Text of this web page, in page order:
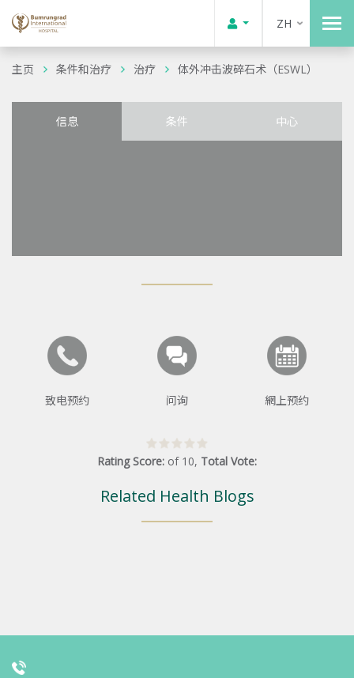
ZH
主页 条件和治疗 治疗 体外冲击波碎石术（ESWL）
信息 条件 中心
致电预约 问询 網上预约
Rating Score: of 10, Total Vote:
Related Health Blogs